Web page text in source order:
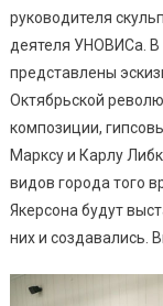
руководителя
деятеля УНОВИСа. В
представлены
Октябрьской
композиции,
Марксу и Карлу
видов города того
Якерсона будут
них и создавались.